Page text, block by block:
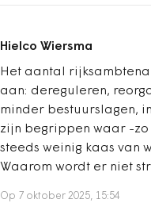
Hielco Wiersma
Het aantal
aan: dereguleren,
minder bestuurslagen,
zijn begrippen waar -zo
steeds weinig kaas van
Waarom wordt er niet
Op 7 oktober 2025, 15:54